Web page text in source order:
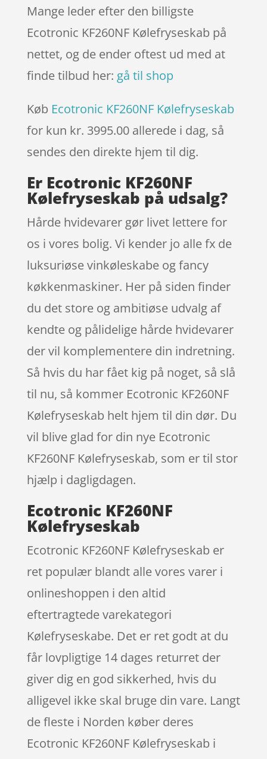
Mange leder efter den billigste
Ecotronic KF260NF Kølefryseskab på
nettet, og de ender oftest ud med at
finde tilbud her: gå til shop
Køb Ecotronic KF260NF Kølefryseskab
for kun kr. 3995.00 allerede i dag, så
sendes den direkte hjem til dig.
Er Ecotronic KF260NF
Kølefryseskab på udsalg?
Hårde hvidevarer gør livet lettere for
os i vores bolig. Vi kender jo alle fx de
luksuriøse vinkøleskabe og fancy
køkkenmaskiner. Her på siden finder
du det store og ambitiøse udvalg af
kendte og pålidelige hårde hvidevarer
der vil komplementere din indretning.
Så hvis du har fået kig på noget, så slå
til nu, så kommer Ecotronic KF260NF
Kølefryseskab helt hjem til din dør. Du
vil blive glad for din nye Ecotronic
KF260NF Kølefryseskab, som er til stor
hjælp i dagligdagen.
Ecotronic KF260NF
Kølefryseskab
Ecotronic KF260NF Kølefryseskab er
ret populær blandt alle vores varer i
onlineshoppen i den altid
eftertragtede varekategori
Kølefryseskabe. Det er ret godt at du
får lovpligtige 14 dages returret der
giver dig en god sikkerhed, hvis du
alligevel ikke skal bruge din vare. Langt
de fleste i Norden køber deres
Ecotronic KF260NF Kølefryseskab i